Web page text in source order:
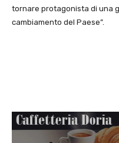
tornare protagonista di una
cambiamento del Paese”.